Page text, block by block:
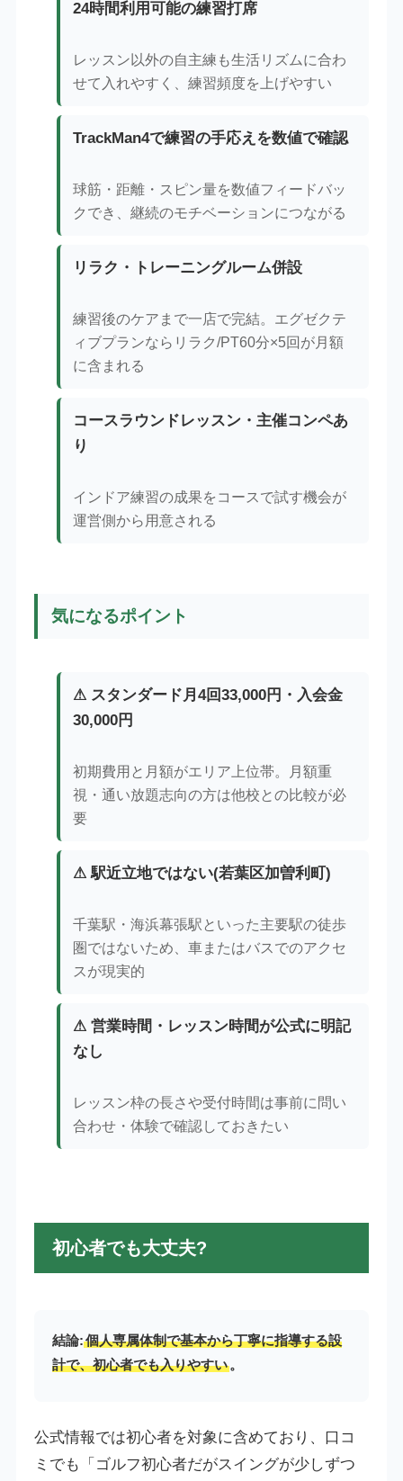
24時間利用可能の練習打席
レッスン以外の自主練も生活リズムに合わ
せて入れやすく、練習頻度を上げやすい
TrackMan4で練習の手応えを数値で確認
球筋・距離・スピン量を数値フィードバッ
クでき、継続のモチベーションにつながる
リラク・トレーニングルーム併設
練習後のケアまで一店で完結。エグゼクテ
ィブプランならリラク/PT60分×5回が月額
に含まれる
コースラウンドレッスン・主催コンペあ
り
インドア練習の成果をコースで試す機会が
運営側から用意される
気になるポイント
⚠ スタンダード月4回33,000円・入会金
30,000円
初期費用と月額がエリア上位帯。月額重
視・通い放題志向の方は他校との比較が必
要
⚠ 駅近立地ではない(若葉区加曽利町)
千葉駅・海浜幕張駅といった主要駅の徒歩
圏ではないため、車またはバスでのアクセ
スが現実的
⚠ 営業時間・レッスン時間が公式に明記
なし
レッスン枠の長さや受付時間は事前に問い
合わせ・体験で確認しておきたい
初心者でも大丈夫?
結論:個人専属体制で基本から丁寧に指導する設
計で、初心者でも入りやすい。
公式情報では初心者を対象に含めており、口コ
ミでも「ゴルフ初心者だがスイングが少しずつ